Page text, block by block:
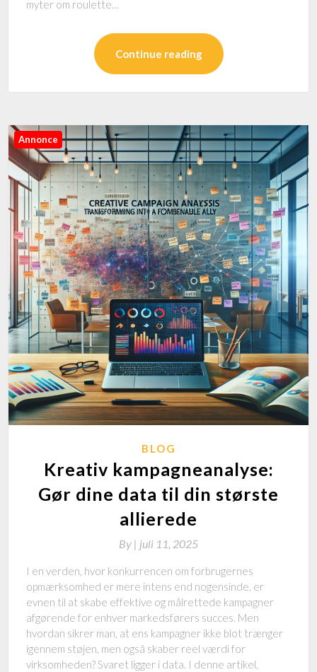
myter om roulette…
Continue reading
Annonce
BLOG
Kreativ kampagneanalyse:
Gør dine data til din største
allierede
By | juli 11, 2025
I en verden, hvor konkurrencen om forbrugernes
opmærksomhed er mere intens end nogensinde, er
evnen til at skabe effektive og målrettede kampagner
afgørende for enhver markedsførers succes. Men
hvordan sikrer man, at ens kampagner ikke blot trænger
igennem støjen, men også skaber reel værdi for
virksomheden? Svaret ligger i data. I denne artikel,